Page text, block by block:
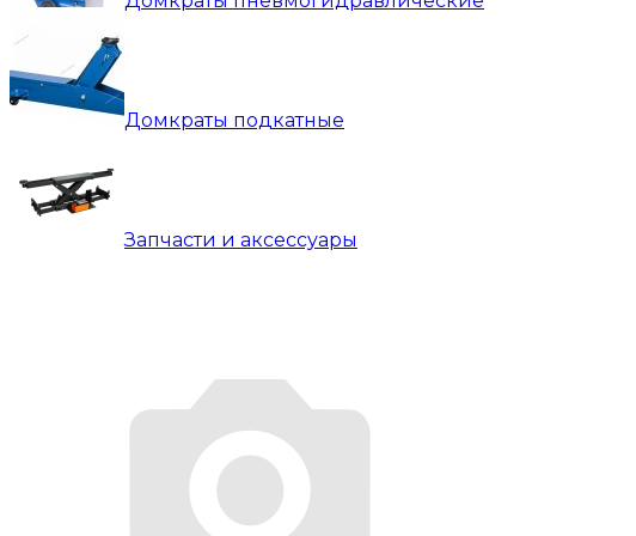
Домкраты подкатные
Запчасти и аксессуары